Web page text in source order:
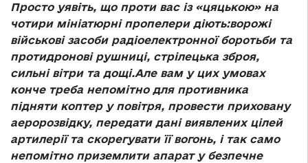
Просто уявіть, що проти вас із «цяцькою» на
чотири мініатюрні пропелери діють:ворожі
військові засоби радіоелектронної боротьби та
протидронові рушниці, стрілецька зброя,
сильні вітри та дощі.Але вам у цих умовах
конче треба непомітно для противника
підняти коптер у повітря, провести приховану
аеророзвідку, передати дані виявлених цілей
артилерії та скорегувати її вогонь, і так само
непомітно приземлити апарат у безпечне